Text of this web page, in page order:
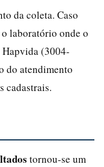
da coleta. Caso
laboratório onde o
(3004-
do atendimento
cadastrais.
tornou-se um